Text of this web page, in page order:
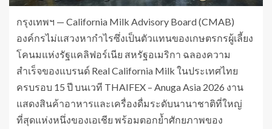
กรุงเทพฯ — California Milk Advisory Board (CMAB)
องค์กรไม่แสวงหากำไรซึ่งเป็นตัวแทนของเกษตรกรผู้เลี้ยง
โคนมแห่งรัฐแคลิฟอร์เนีย สหรัฐอเมริกา ฉลองความ
สำเร็จของแบรนด์ Real California Milk ในประเทศไทย
ครบรอบ 15 ปี บนเวที THAIFEX – Anuga Asia 2026 งาน
แสดงสินค้าอาหารและเครื่องดื่มระดับนานาชาติที่ใหญ่
ที่สุดแห่งหนึ่งของเอเชีย พร้อมตอกย้ำศักยภาพของ